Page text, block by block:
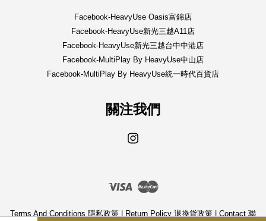
Facebook-HeavyUse Oasis富錦店
Facebook-HeavyUse新光三越A11店
Facebook-HeavyUse新光三越台中中港店
Facebook-MultiPlay By HeavyUse中山店
Facebook-MultiPlay By HeavyUse統一時代百貨店
關注我們
Visa Master
Terms And Conditions 隱私政策 Return Policy 退換貨政策 Contact 聯